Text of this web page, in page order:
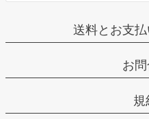
送料とお支
お
規